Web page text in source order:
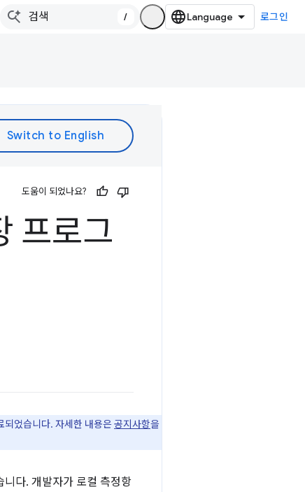
/ 로그인
도움이 되었나요?
프로그
되었습니다. 자세한 내용은공지사항을
니다. 개발자가 로컬 측정항